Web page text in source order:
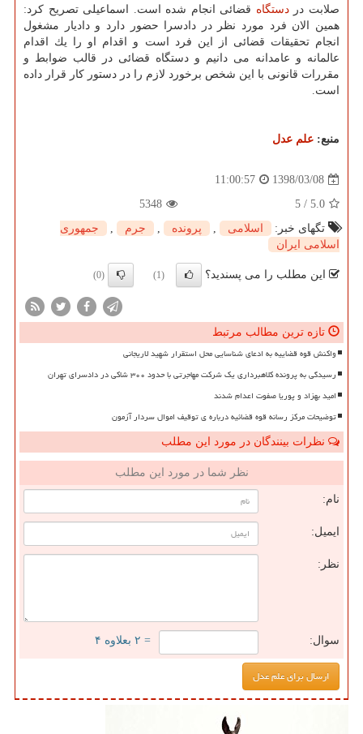
صلابت دردستگاه قضائی انجام شده است. اسماعیلی تصریح كرد:
همین الان فرد مورد نظر در دادسرا حضور دارد و دادیار مشغول
انجام تحقیقات قضائی از این فرد است و اقدام او را یك اقدام
عالمانه و عامدانه می دانیم و دستگاه قضائی در قالب ضوابط و
مقررات قانونی با این شخص برخورد لازم را در دستور كار قرار داده
است.
منبع: علم عدل
1398/03/08
11:00:57
5.0
/
5
5348
تگهای خبر:
اسلامی , پرونده , جرم ,
جمهوری
اسلامی ایران
این مطلب را می پسندید؟ (1)
(0)
تازه ترین مطالب مرتبط
واکنش قوه قضاییه به ادعای شناسایی محل استقرار شهید لاریجانی
رسیدگی به پرونده کلاهبرداری یک شرکت مهاجرتی با حدود ۳۰۰ شاکی در دادسرای تهران
امید بهزاد و پوریا صفوت اعدام شدند
توضیحات مرکز رسانه قوه قضائیه درباره ی توقیف اموال سردار آزمون
نظرات بینندگان در مورد این مطلب
نظر شما در مورد این مطلب
نام:
ایمیل:
نظر:
سوال: = ۲ بعلاوه ۴